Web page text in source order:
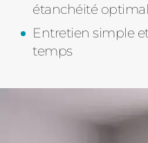
étanchéité
Entretien simple
temps